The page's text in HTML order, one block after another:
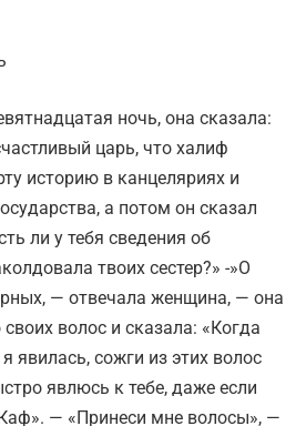
ночь, она сказала:
царь, что халиф
историю в канцеляриях и
а потом он сказал
ли у тебя сведения об
твоих сестер?» -»О
— отвечала женщина, — она
волос и сказала: «Когда
явилась, сожги из этих волос
явлюсь к тебе, даже если
— «Принеси мне волосы», —